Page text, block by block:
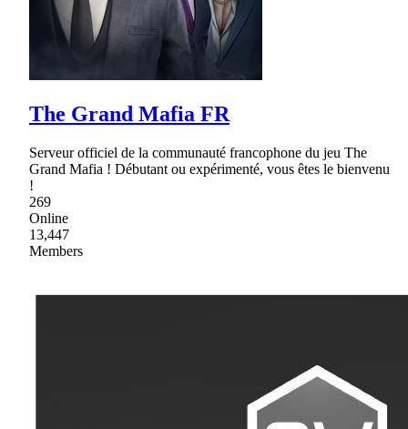
The Grand Mafia FR
Serveur officiel de la communauté francophone du jeu The
Grand Mafia ! Débutant ou expérimenté, vous êtes le bienvenu
!
269
Online
13,447
Members